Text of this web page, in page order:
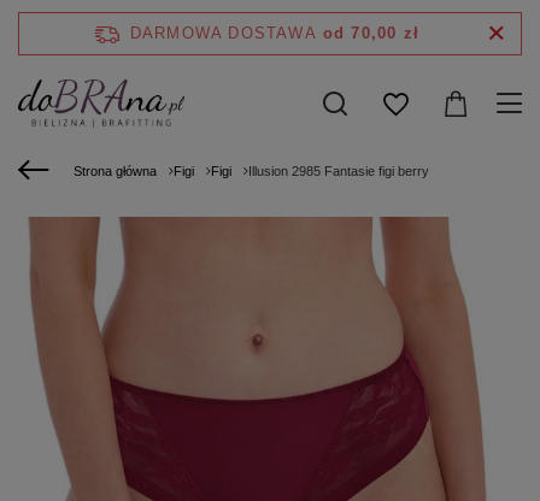
DARMOWA DOSTAWA od 70,00 zł
Strona główna Figi Figi Illusion 2985 Fantasie figi berry